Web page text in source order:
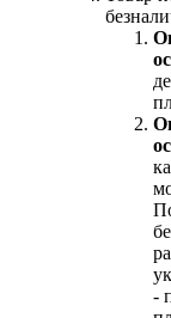
-